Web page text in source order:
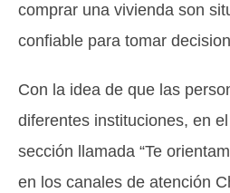
comprar una vivienda son
confiable para tomar
Con la idea de que las
diferentes instituciones, en
sección llamada “Te
en los canales de atención